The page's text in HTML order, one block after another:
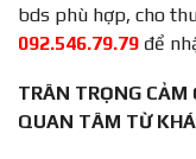
bds phù hợp, cho
092.546.79.79 để
TRÂN TRỌNG
QUAN TÂM TỪ